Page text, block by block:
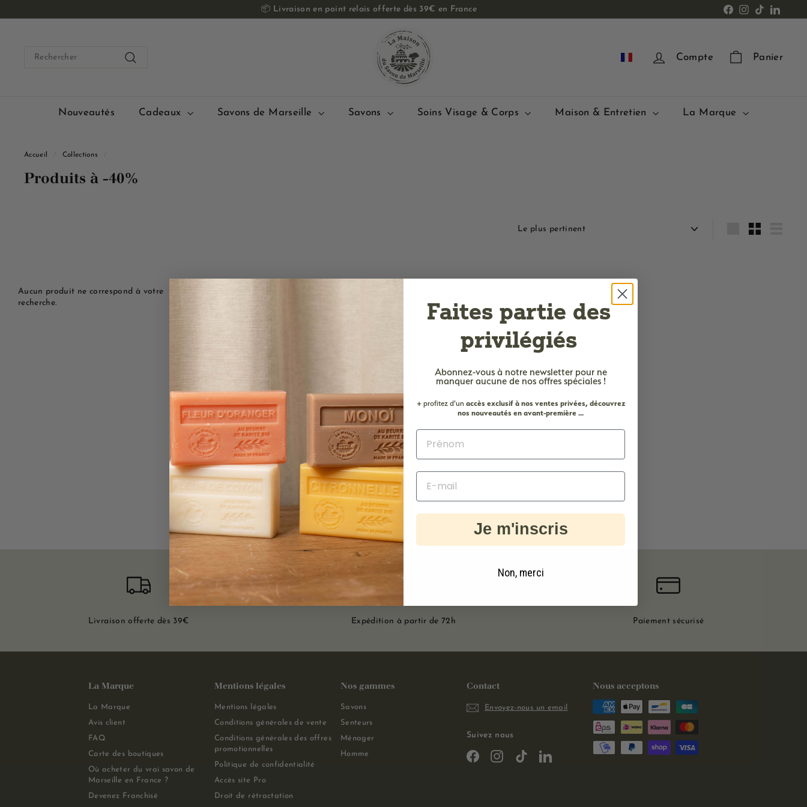
au
Diaporama
Pause
📦 Livraison en point relais offerte dès 39€ en France FacebookInstagram
TikTok
Search
L
a
M
a
e
l
l
e
Compte Panier
Nouveautés Cadeaux Savons de Marseille Savons Soins Visage & Corps Maison & Entretien La Marque
Accueil Collections
Produits à -40%
Appliquer
Aucun produit ne correspond à votre
recherche.
Livraison offerte dès 39€ Expédition à partir de 72h Paiement sécurisé
La Marque
La Marque
Avis client
FAQ
Carte des boutiques
Où acheter du vrai savon de
Marseille en France ?
Devenez Franchisé
Mentions légales
Mentions légales
Conditions générales de vente
Conditions générales des offres
promotionnelles
Politique de confidentialité
Accès site Pro
Droit de rétractation
Nos gammes
Savons
Senteurs
Ménager
Homme
Contact
Envoyez-nous un email
Suivez nous
FacebookInstagram
TikTokLinkedIn
Nous acceptons
Faites partie des
privilégiés
Abonnez-vous à notre newsletter pour ne
manquer aucune de nos offres spéciales !
+ profitez d'un accès exclusif à nos ventes privées, découvrez
nos nouveautés en avant-première ...
Je m'inscris
Non, merci